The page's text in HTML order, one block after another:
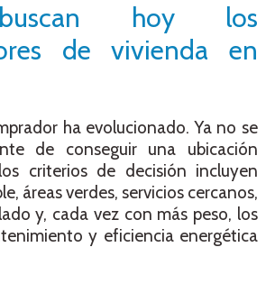
hoy los
de vivienda en
ha evolucionado. Ya no se
de conseguir una ubicación
criterios de decisión incluyen
áreas verdes, servicios cercanos,
y, cada vez con más peso, los
y eficiencia energética